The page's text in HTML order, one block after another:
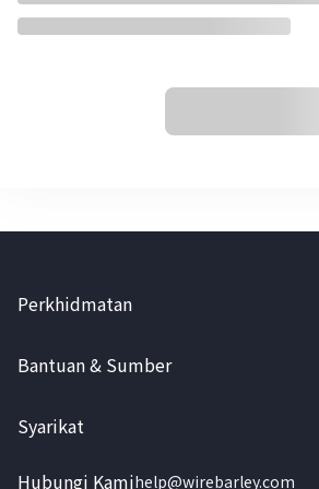
Perkhidmatan
Bantuan & Sumber
Syarikat
Hubungi Kamihelp@wirebarley.com